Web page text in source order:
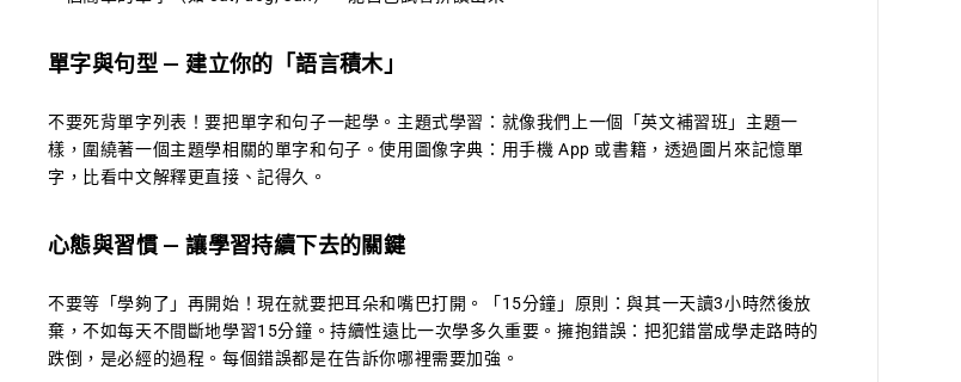
單字與句型 — 建立你的「語言積木」
不要死背單字列表！要把單字和句子一起學。主題式學習：就像我們上一個「英文補習班」主題一
樣，圍繞著一個主題學相關的單字和句子。使用圖像字典：用手機 App 或書籍，透過圖片來記憶單
字，比看中文解釋更直接、記得久。
心態與習慣 — 讓學習持續下去的關鍵
不要等「學夠了」再開始！現在就要把耳朵和嘴巴打開。「15分鐘」原則：與其一天讀3小時然後放
棄，不如每天不間斷地學習15分鐘。持續性遠比一次學多久重要。擁抱錯誤：把犯錯當成學走路時的
跌倒，是必經的過程。每個錯誤都是在告訴你哪裡需要加強。